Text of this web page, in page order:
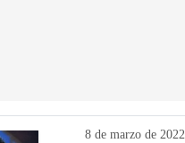
8 de marzo de 2022